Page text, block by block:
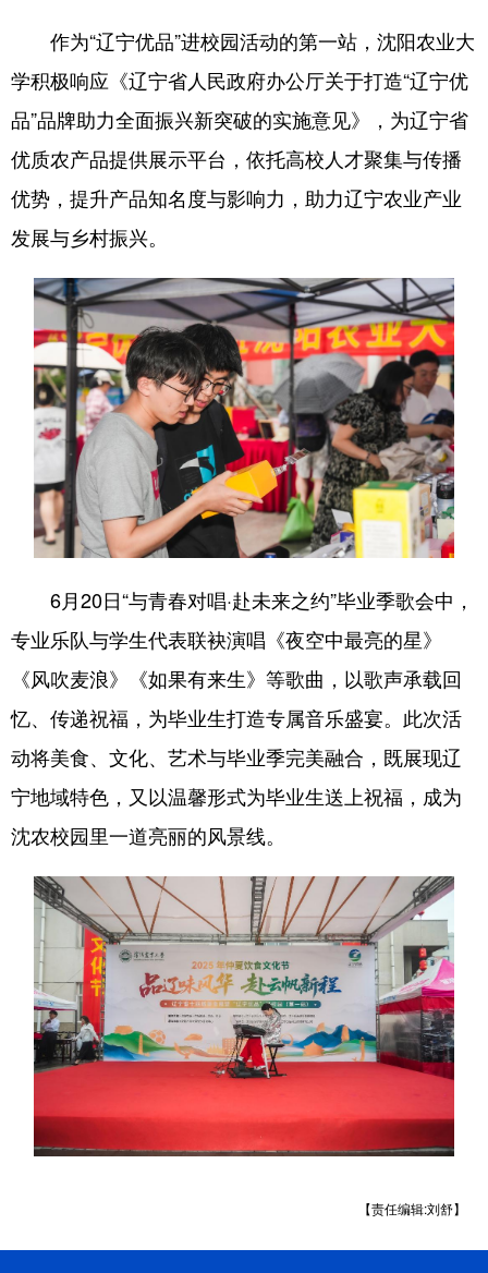
作为“辽宁优品”进校园活动的第一站，沈阳农业大
学积极响应《辽宁省人民政府办公厅关于打造“辽宁优
品”品牌助力全面振兴新突破的实施意见》，为辽宁省
优质农产品提供展示平台，依托高校人才聚集与传播
优势，提升产品知名度与影响力，助力辽宁农业产业
发展与乡村振兴。
6月20日“与青春对唱·赴未来之约”毕业季歌会中，
专业乐队与学生代表联袂演唱《夜空中最亮的星》
《风吹麦浪》《如果有来生》等歌曲，以歌声承载回
忆、传递祝福，为毕业生打造专属音乐盛宴。此次活
动将美食、文化、艺术与毕业季完美融合，既展现辽
宁地域特色，又以温馨形式为毕业生送上祝福，成为
沈农校园里一道亮丽的风景线。
【责任编辑:刘舒】